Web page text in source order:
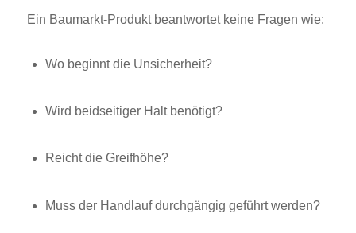
Ein Baumarkt-Produkt beantwortet keine Fragen wie:
Wo beginnt die Unsicherheit?
Wird beidseitiger Halt benötigt?
Reicht die Greifhöhe?
Muss der Handlauf durchgängig geführt werden?